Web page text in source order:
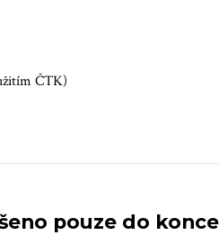
ČTK)
pouze do konce